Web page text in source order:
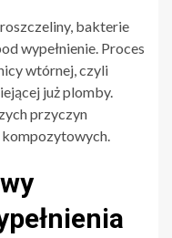
bakterie
wypełnienie. Proces
wtórnej, czyli
już plomby.
przyczyn
kompozytowych.